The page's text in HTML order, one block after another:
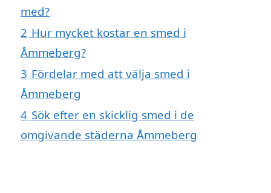
med?
2 Hur mycket kostar en smed i
Åmmeberg?
3 Fördelar med att välja smed i
Åmmeberg
4 Sök efter en skicklig smed i de
omgivande städerna Åmmeberg